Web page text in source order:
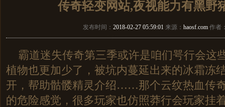
传奇轻变网站,夜视能力有黑野
发布时间： 2018-02-27 05:59:01 来源： haosf.com 作者
霸道迷失传奇第三季或许是咱们咢行会这
植物也更加少了，被坑内蔓延出来的冰霜冻
开，帮助骷髅精灵介绍……那个云纹热血传
的危险感觉，很多玩家也仿照莽行会玩家挂